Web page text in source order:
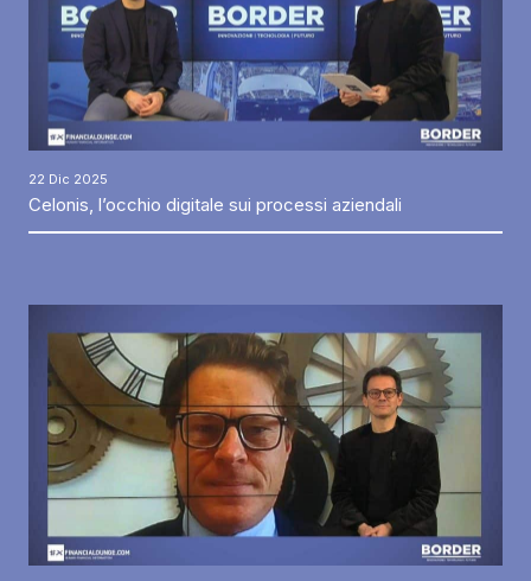
22 Dic 2025
Celonis, l’occhio digitale sui processi aziendali